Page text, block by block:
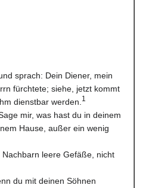
sprach: Dein Diener, mein
fürchtete; siehe, jetzt kommt
dienstbar werden. 1
mir, was hast du in deinem
Hause, außer ein wenig
leere Gefäße, nicht
du mit deinen Söhnen